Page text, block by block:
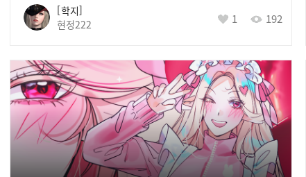
학지
현정222
1 192